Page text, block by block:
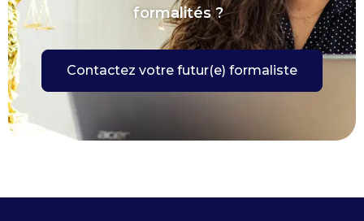
formalités ?
Contactez votre futur(e) formaliste